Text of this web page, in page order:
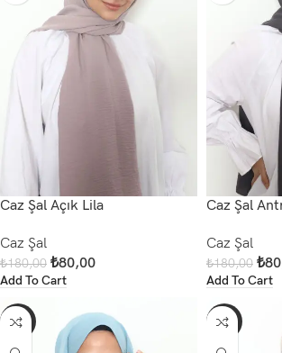
Caz Şal Açık Lila
Caz Şal
₺180,00 ₺80,00
Add To Cart
Caz Şal
Caz Şal
₺180,00 ₺
Add To Cart
-56% -56%